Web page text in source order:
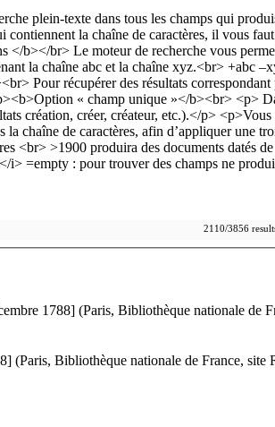
2110/3856
1788] (Paris, Bibliothèque nationale de
(Paris, Bibliothèque nationale de France,